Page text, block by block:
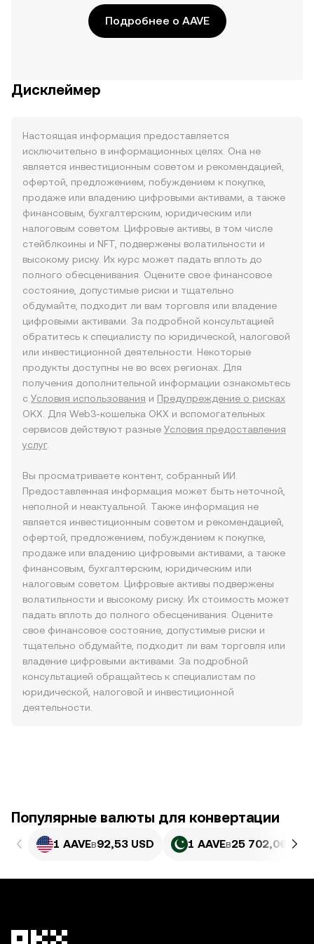
Подробнее о AAVE
Дисклеймер
Настоящая информация предоставляется
исключительно в информационных целях. Она не
является инвестиционным советом и рекомендацией,
офертой, предложением, побуждением к покупке,
продаже или владению цифровыми активами, а также
финансовым, бухгалтерским, юридическим или
налоговым советом. Цифровые активы, в том числе
стейблкоины и NFT, подвержены волатильности и
высокому риску. Их курс может падать вплоть до
полного обесценивания. Оцените свое финансовое
состояние, допустимые риски и тщательно
обдумайте, подходит ли вам торговля или владение
цифровыми активами. За подробной консультацией
обратитесь к специалисту по юридической, налоговой
или инвестиционной деятельности. Некоторые
продукты доступны не во всех регионах. Для
получения дополнительной информации ознакомьтесь
с Условия использования и Предупреждение о рисках
OKX. Для Web3-кошелька OKX и вспомогательных
сервисов действуют разные Условия предоставления
услуг.
Вы просматриваете контент, собранный ИИ.
Предоставленная информация может быть неточной,
неполной и неактуальной. Также информация не
является инвестиционным советом и рекомендацией,
офертой, предложением, побуждением к покупке,
продаже или владению цифровыми активами, а также
финансовым, бухгалтерским, юридическим или
налоговым советом. Цифровые активы подвержены
волатильности и высокому риску. Их стоимость может
падать вплоть до полного обесценивания. Оцените
свое финансовое состояние, допустимые риски и
тщательно обдумайте, подходит ли вам торговля или
владение цифровыми активами. За подробной
консультацией обращайтесь к специалистам по
юридической, налоговой и инвестиционной
деятельности.
Популярные валюты для конвертации
1 AAVEв92,53 USD 1 AAVEв25 702,06 PKR